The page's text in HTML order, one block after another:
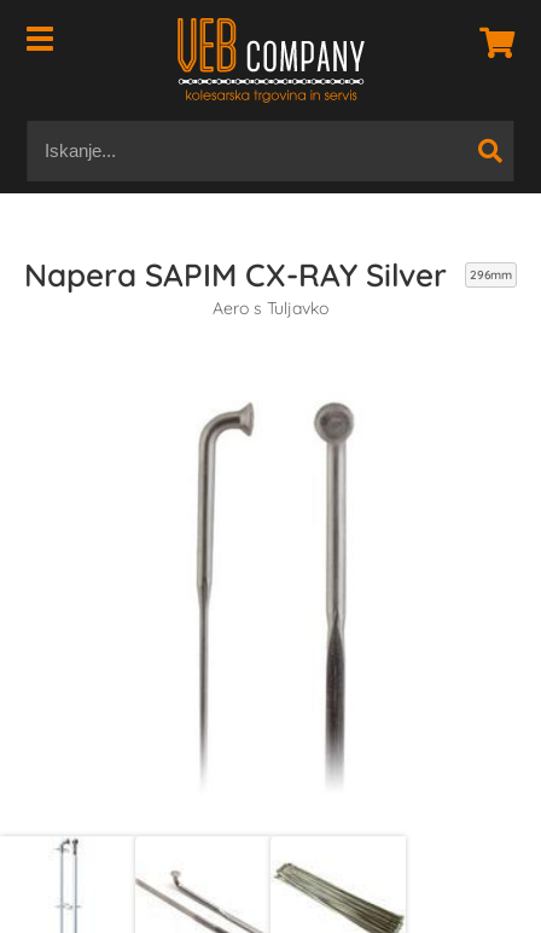
Napera SAPIM CX-RAY Silver 296mm
Aero s Tuljavko